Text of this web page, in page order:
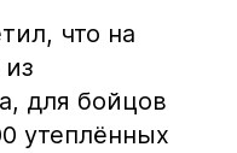
что на
для бойцов
утеплённых